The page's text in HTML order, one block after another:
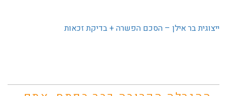
ייצוגית בר אילן – הסכם הפשרה + בדיקת זכאות